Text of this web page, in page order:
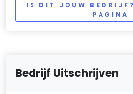
IS DIT JOUW
PAGINA
Bedrijf Uitschrijven